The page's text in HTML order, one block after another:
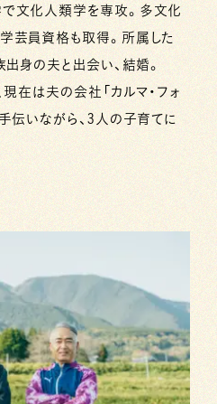
文化人類学を専攻。多文化
芸員資格も取得。所属した
出身の夫と出会い、結婚。
在は夫の会社「カルマ・フォ
伝いながら、3人の子育てに